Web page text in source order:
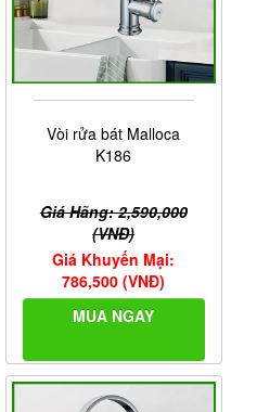
Vòi rửa bát Malloca
K186
Giá Hãng: 2,590,000
(VNĐ)
Giá Khuyến Mại:
786,500 (VNĐ)
MUA NGAY